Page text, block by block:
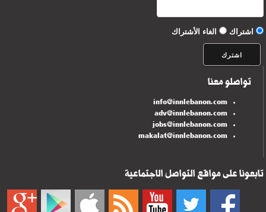
اشتراك الغاء الأشتراك
تواصلو معنا
info@innlebanon.com
adv@innlebanon.com
jobs@innlebanon.com
makalat@innlebanon.com
تابعونا على مواقع التواصل الاجتماعية